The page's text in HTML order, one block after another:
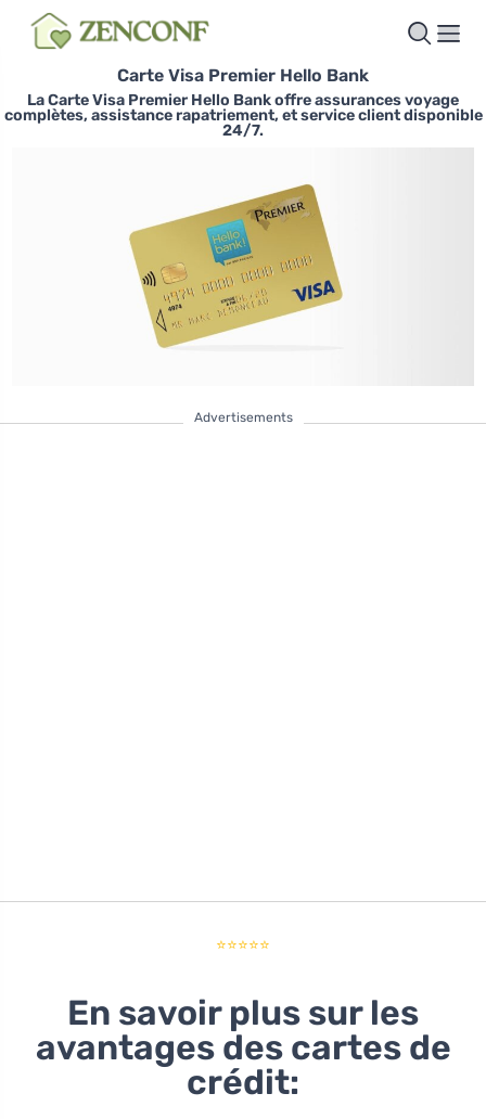
Carte Visa Premier Hello Bank
La Carte Visa Premier Hello Bank offre assurances voyage
complètes, assistance rapatriement, et service client disponible
24/7.
Advertisements
⭐⭐⭐⭐⭐
En savoir plus sur les
avantages des cartes de
crédit: